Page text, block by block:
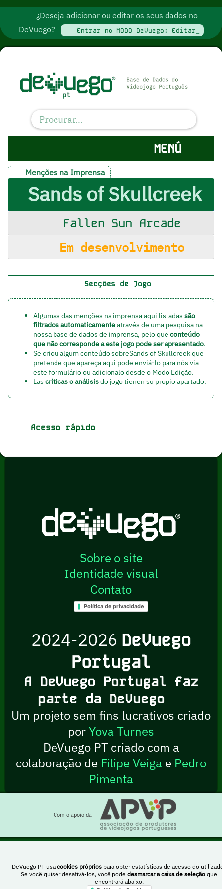
¿Deseja adicionar ou editar os seus dados no
DeVuego?
Entrar no MODO DeVuego: Editar_
MENÚ
Menções na Imprensa
Sands of Skullcreek
Fallen Sun Arcade
Em desenvolvimento
Secções de Jogo
Algumas das menções na imprensa aqui listadas são
filtrados automaticamenteatravés de uma pesquisa na
nossa base de dados de imprensa, pelo que conteúdo
que não corresponde a este jogo pode ser apresentado.
Se criou algum conteúdo sobreSands of Skullcreek que
pretende que apareça aqui pode enviá-lo para nós via
este formulárioou adicionalodesde o Modo Edição.
Las críticas o análisisdo jogo tienen su propio apartado.
Acesso rápido
DeVuego PT usa cookies própriospara obter estatísticas de acesso do
Se você quiser desativá-los, você pode desmarcar a caixa de seleção que
encontrará abaixo.
Sobre o site
Identidade visual
Contato
Política de privacidade
2024-2026 DeVuego
Portugal
A DeVuego Portugal faz
parte da DeVuego
Um projeto sem fins lucrativos criado
porYova Turnes
DeVuego PT criado com a
colaboração de Filipe Veiga e Pedro
Pimenta
Com o apoio da
Esta obra está sob uma licença Creative Commons Atribuição-NãoComercial-
PartilhaIgual 4.0 Internacional